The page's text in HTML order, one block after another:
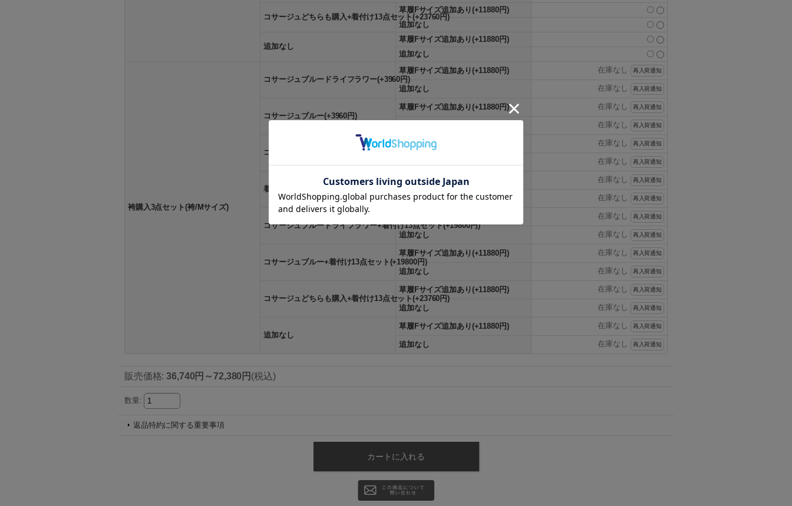
コサージュどちらも購入+着付け13点セット(+23760円)
草履Fサイズ追加あり(+11880円)
〇
追加なし
〇
追加なし
草履Fサイズ追加あり(+11880円)
〇
追加なし
〇
袴購入3点セット(袴/Mサイズ)
コサージュブルードライフラワー(+3960円)
草履Fサイズ追加あり(+11880円) 在庫なし 再入荷通知
追加なし 在庫なし 再入荷通知
コサージュブルー(+3960円)
草履Fサイズ追加あり(+11880円) 在庫なし 再入荷通知
在庫なし 再入荷通知
コサージュどちらも購入(+7920円))
草履Fサイズ追加あり(+11880円) 在庫なし 再入荷通知
在庫なし 再入荷通知
着付け13点セット(+15840円)
草履Fサイズ追加あり(+11880円) 在庫なし 再入荷通知
追加なし 在庫なし 再入荷通知
コサージュブルードライフラワー+着付け13点セット(+19800円)
在庫なし 再入荷通知
追加なし 在庫なし 再入荷通知
コサージュブルー+着付け13点セット(+19800円)
草履Fサイズ追加あり(+11880円) 在庫なし 再入荷通知
追加なし 在庫なし 再入荷通知
コサージュどちらも購入+着付け13点セット(+23760円)
草履Fサイズ追加あり(+11880円) 在庫なし 再入荷通知
追加なし 在庫なし 再入荷通知
追加なし
草履Fサイズ追加あり(+11880円) 在庫なし 再入荷通知
追加なし 在庫なし 再入荷通知
販売価格: 36,740円～72,380円 (税込)
数量:
返品特約に関する重要事項